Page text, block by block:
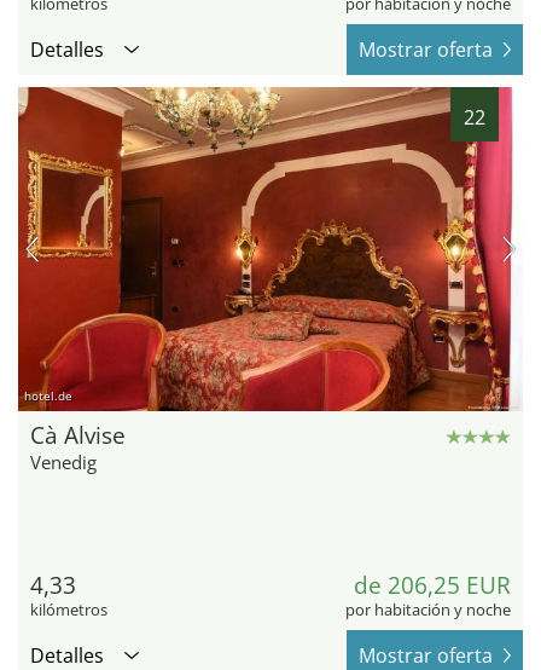
Detalles Mostrar oferta
22
hotel.de
Cà Alvise
Venedig
4,33
kilómetros
de 206,25 EUR
por habitación y noche
Detalles Mostrar oferta